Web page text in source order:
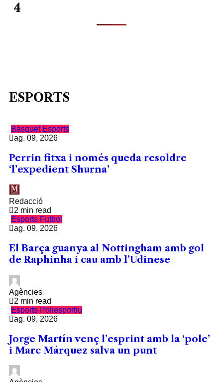
4
ESPORTS
Bàsquet Esports
ag. 09, 2026
Perrin fitxa i només queda resoldre
‘l’expedient Shurna’
Redacció
2 min read
Esports Futbol
ag. 09, 2026
El Barça guanya al Nottingham amb gol
de Raphinha i cau amb l’Udinese
Agències
2 min read
Esports Poliesportiu
ag. 09, 2026
Jorge Martín venç l’esprint amb la ‘pole’
i Marc Márquez salva un punt